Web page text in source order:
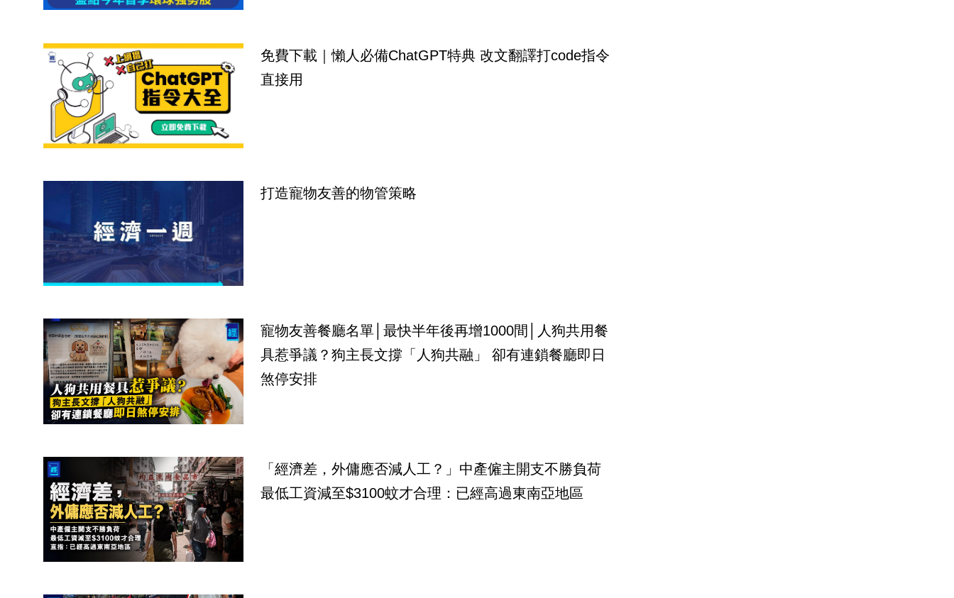
免費下載｜懶人必備ChatGPT特典 改文翻譯打code指令
直接用
打造寵物友善的物管策略
寵物友善餐廳名單│最快半年後再增1000間│人狗共用餐
具惹爭議？狗主長文撐「人狗共融」 卻有連鎖餐廳即日
煞停安排
「經濟差，外傭應否減人工？」中產僱主開支不勝負荷
最低工資減至$3100蚊才合理：已經高過東南亞地區